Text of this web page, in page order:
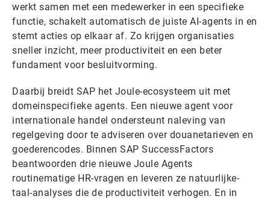
werkt samen met een medewerker in een specifieke
functie, schakelt automatisch de juiste AI-agents in en
stemt acties op elkaar af. Zo krijgen organisaties
sneller inzicht, meer productiviteit en een beter
fundament voor besluitvorming.
Daarbij breidt SAP het Joule-ecosysteem uit met
domeinspecifieke agents. Een nieuwe agent voor
internationale handel ondersteunt naleving van
regelgeving door te adviseren over douanetarieven en
goederencodes. Binnen SAP SuccessFactors
beantwoorden drie nieuwe Joule Agents
routinematige HR-vragen en leveren ze natuurlijke-
taal-analyses die de productiviteit verhogen. En in